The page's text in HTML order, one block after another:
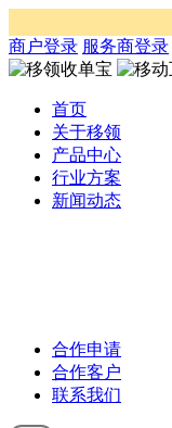
商户登录 服务商登录
首页
关于移领
产品中心
行业方案
新闻动态
合作申请
合作客户
联系我们